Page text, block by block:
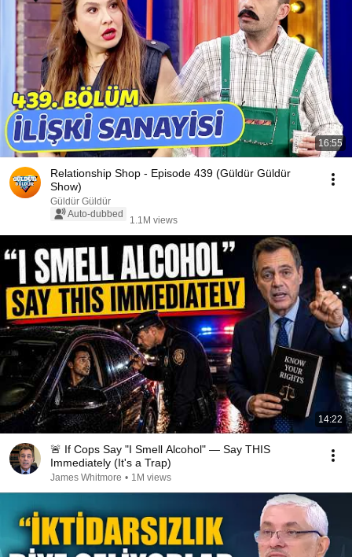
16:55
Relationship Shop - Episode 439 (Güldür Güldür
Show)
Güldür Güldür
Auto-dubbed
1.1M views
14:22
🚨 If Cops Say "I Smell Alcohol" — Say THIS
Immediately (It's a Trap)
James Whitmore • 1M views